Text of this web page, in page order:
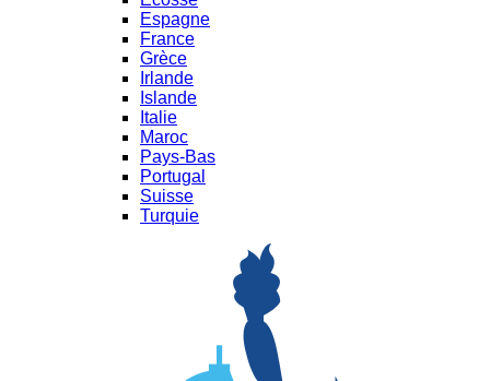
Espagne
France
Grèce
Irlande
Islande
Italie
Maroc
Pays-Bas
Portugal
Suisse
Turquie